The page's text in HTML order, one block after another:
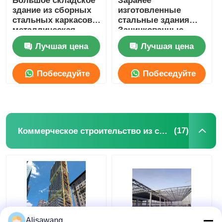
здание из сборных
стальных каркасов,
металлическая
конструкция, склад,
сборный цех
Лучшая цена
Побеседуйте
изготовленные
стальные здания
Зацинкованные
конструктивные
стальные склады
Лучшая цена
Побеседуйте
Коммерческое строительство из стали (17)
Alisawang